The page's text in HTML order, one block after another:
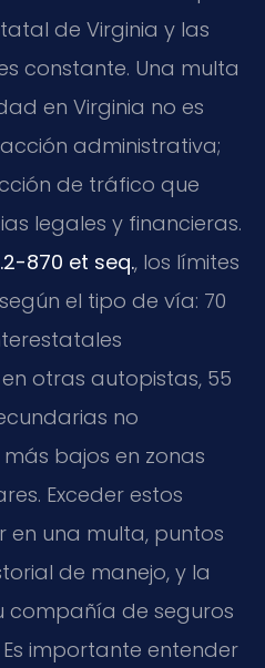
de Virginia y las
constante. Una multa
en Virginia no es
administrativa;
de tráfico que
legales y financieras.
870 et seq., los límites
el tipo de vía: 70
otras autopistas, 55
no
bajos en zonas
Exceder estos
en una multa, puntos
de manejo, y la
compañía de seguros
importante entender